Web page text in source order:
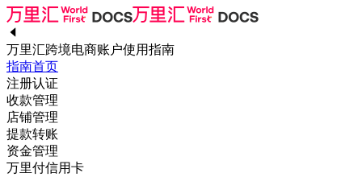
万里汇跨境电商账户使用指南
指南首页
注册认证
收款管理
店铺管理
提款转账
资金管理
万里付信用卡